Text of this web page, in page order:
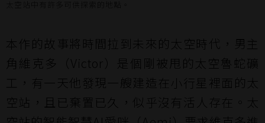
本作的故事將時間拉到未來的太空時代，男主
角維克多（Victor）是個剛被甩的太空魯蛇礦
工，有一天他發現一艘建造在小行星裡面的太
空站，且已棄置已久，似乎沒有活人存在。太